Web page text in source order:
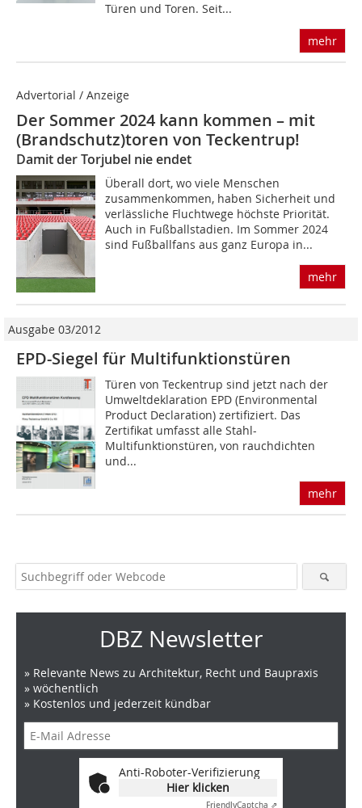
Türen und Toren. Seit...
mehr
Advertorial / Anzeige
Der Sommer 2024 kann kommen – mit
(Brandschutz)toren von Teckentrup!
Damit der Torjubel nie endet
Überall dort, wo viele Menschen
zusammenkommen, haben Sicherheit und
verlässliche Fluchtwege höchste Priorität.
Auch in Fußballstadien. Im Sommer 2024
sind Fußballfans aus ganz Europa in...
mehr
Ausgabe 03/2012
EPD-Siegel für Multifunktionstüren
Türen von Teckentrup sind jetzt nach der
Umweltdekla­ration EPD (Environmental
Product Declaration) zertifiziert. Das
Zertifikat umfasst alle Stahl-
Multifunktionstüren, von rauchdichten
und...
mehr
DBZ Newsletter
» Relevante News zu Architektur, Recht und Baupraxis
» wöchentlich
» Kostenlos und jederzeit kündbar
Anti-Roboter-Verifizierung
Hier klicken
FriendlyCaptcha ⇗